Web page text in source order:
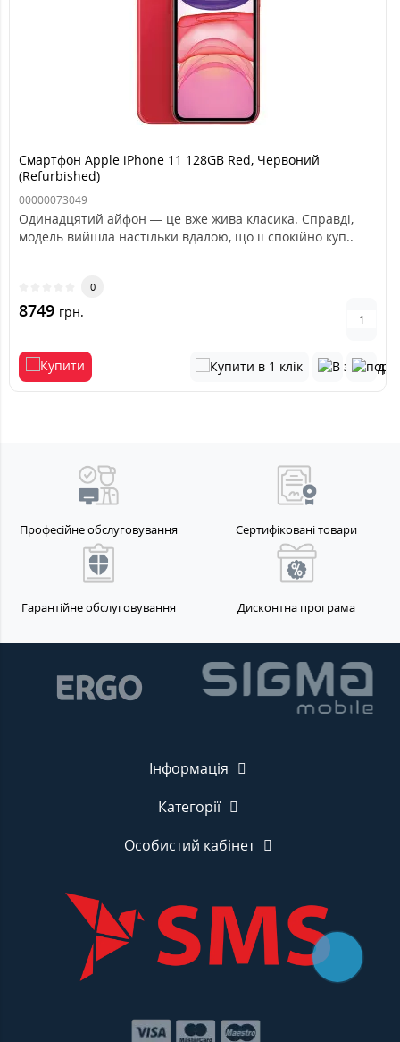
Смартфон Apple iPhone 11 128GB Red, Червоний
(Refurbished)
00000073049
Одинадцятий айфон — це вже жива класика. Справді,
модель вийшла настільки вдалою, що її спокійно куп..
0
8749 грн.
Професійне обслуговування Сертифіковані товари
Гарантійне обслуговування Дисконтна програма
Інформація
Категорії
Особистий кабінет